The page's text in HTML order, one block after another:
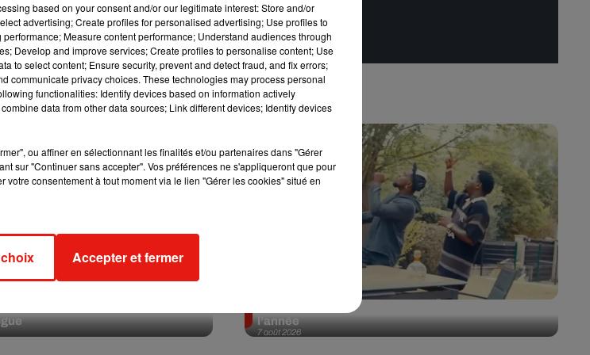
Afficher l'élément
7 août 2026
Tayc et Didi B dévoilent le single le plus dansant de
l’année
based on your consent and/or our legitimate interest: Store and/or
advertising; Create profiles for personalised advertising; Use profiles to
Measure content performance; Understand audiences through
Develop and improve services; Create profiles to personalise content; Use
to select content; Ensure security, prevent and detect fraud, and fix errors;
communicate privacy choices. These technologies may process personal
functionalities: Identify devices based on information actively
data from other data sources; Link different devices; Identify devices
ou affiner en sélectionnant les finalités et/ou partenaires dans "Gérer
sur "Continuer sans accepter". Vos préférences ne s'appliqueront que pour
votre consentement à tout moment via le lien "Gérer les cookies" situé en
Accepter et fermer